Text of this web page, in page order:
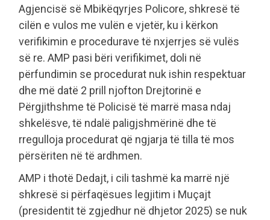
Agjencisë së Mbikëqyrjes Policore, shkresë të
cilën e vulos me vulën e vjetër, ku i kërkon
verifikimin e procedurave të nxjerrjes së vulës
së re. AMP pasi bëri verifikimet, doli në
përfundimin se procedurat nuk ishin respektuar
dhe më datë 2 prill njofton Drejtorinë e
Përgjithshme të Policisë të marrë masa ndaj
shkelësve, të ndalë paligjshmërinë dhe të
rregulloja procedurat që ngjarja të tilla të mos
përsëriten në të ardhmen.
AMP i thotë Dedajt, i cili tashmë ka marrë një
shkresë si përfaqësues legjitim i Muçajt
(presidentit të zgjedhur në dhjetor 2025) se nuk